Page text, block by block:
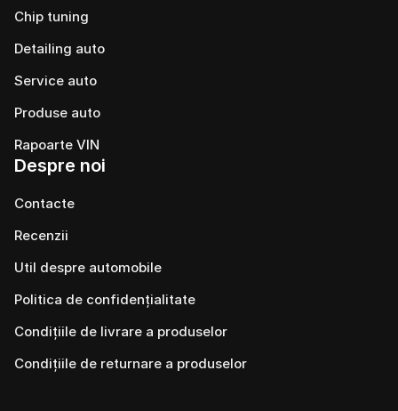
Chip tuning
Detailing auto
Service auto
Produse auto
Rapoarte VIN
Despre noi
Contacte
Recenzii
Util despre automobile
Politica de confidențialitate
Condițiile de livrare a produselor
Condițiile de returnare a produselor